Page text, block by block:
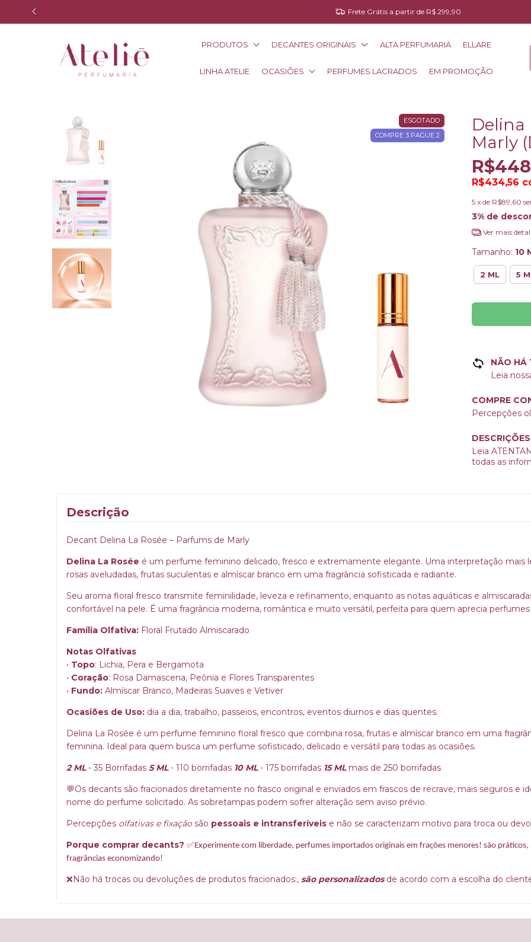
Frete Grátis a partir de R$ 299,90
PRODUTOS DECANTES ORIGINAIS ALTA PERFUMARIA ELLARE
LINHA ATELIE OCASIÕES PERFUMES LACRADOS EM PROMOÇÃO
ESGOTADO
COMPRE 3 PAGUE 2
Delina
Marly
R$434,56
5 x de R$89,60
3% de
Ver mais
Tamanho: 10
2 ML 5
NÃO HÁ
Leia
COMPRE
Percepções
Leia
todas as
Descrição
Decant Delina La Rosée – Parfums de Marly
Delina La Rosée é um perfume feminino delicado, fresco e extremamente elegante. Uma interpretação mais
rosas aveludadas, frutas suculentas e almíscar branco em uma fragrância sofisticada e radiante.
Seu aroma floral fresco transmite feminilidade, leveza e refinamento, enquanto as notas aquáticas e
confortável na pele. É uma fragrância moderna, romântica e muito versátil, perfeita para quem aprecia
Família Olfativa: Floral Frutado Almiscarado
Notas Olfativas
• Topo: Lichia, Pera e Bergamota
• Coração: Rosa Damascena, Peônia e Flores Transparentes
• Fundo: Almíscar Branco, Madeiras Suaves e Vetiver
Ocasiões de Uso: dia a dia, trabalho, passeios, encontros, eventos diurnos e dias quentes.
Delina La Rosée é um perfume feminino floral fresco que combina rosa, frutas e almíscar branco em uma
feminina. Ideal para quem busca um perfume sofisticado, delicado e versátil para todas as ocasiões.
2 ML- 35 Borrifadas 5 ML- 110 borrifadas 10 ML- 175 borrifadas 15 MLmais de 250 borrifadas
💬Os decants são fracionados diretamente no frasco original e enviados em frascos de recrave, mais seguros e
nome do perfume solicitado. As sobretampas podem sofrer alteração sem aviso prévio.
Percepções olfativas e fixaçãosão pessoais e intransferíveis e não se caracterizam motivo para troca ou
Porque comprar decants? ✅Experimente com liberdade, perfumes importados originais em frações menores! são práticos,
fragrâncias economizando!
❌Não há trocas ou devoluções de produtos fracionados:, são personalizados de acordo com a escolha do